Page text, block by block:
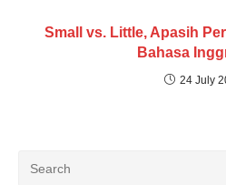
Small vs. Little, Apasih
Bahasa
24 July